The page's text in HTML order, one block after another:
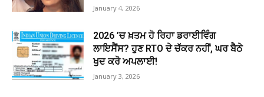
January 4, 2026
2026 ’ਚ ਖ਼ਤਮ ਹੋ ਰਿਹਾ ਡਰਾਈਵਿੰਗ
ਲਾਇਸੈਂਸ? ਹੁਣ RTO ਦੇ ਚੱਕਰ ਨਹੀਂ, ਘਰ ਬੈਠੇ
ਖੁਦ ਕਰੋ ਅਪਲਾਈ!
January 3, 2026